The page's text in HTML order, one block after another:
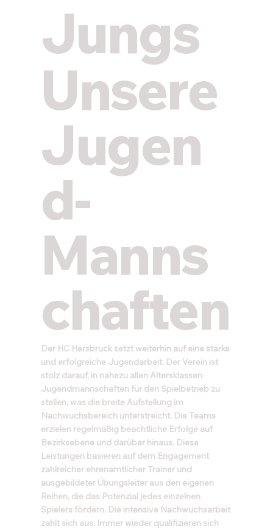
Jungs
Unsere
Jugen
d-
Manns
chaften
Der HC Hersbruck setzt weiterhin auf eine starke
und erfolgreiche Jugendarbeit. Der Verein ist
stolz darauf, in nahezu allen Altersklassen
Jugendmannschaften für den Spielbetrieb zu
stellen, was die breite Aufstellung im
Nachwuchsbereich unterstreicht. Die Teams
erzielen regelmäßig beachtliche Erfolge auf
Bezirksebene und darüber hinaus. Diese
Leistungen basieren auf dem Engagement
zahlreicher ehrenamtlicher Trainer und
ausgebildeter Übungsleiter aus den eigenen
Reihen, die das Potenzial jedes einzelnen
Spielers fördern. Die intensive Nachwuchsarbeit
zahlt sich aus: Immer wieder qualifizieren sich